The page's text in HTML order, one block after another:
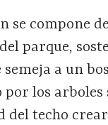
se compone
parque,
a un
los
techo